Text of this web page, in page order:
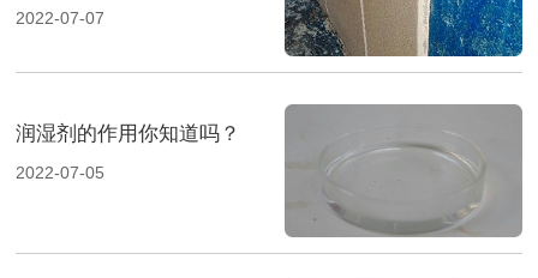
2022-07-07
润湿剂的作用你知道吗？
2022-07-05